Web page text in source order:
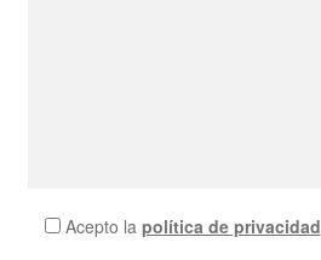
Acepto la política de privacidad